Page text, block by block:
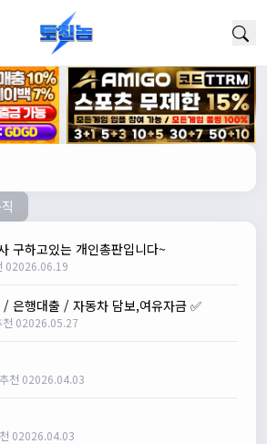
구하고있는 개인총판입니다~
02026.06.19
/ 은행대출 / 자동차 담보,여유자금 ✅
천 02026.05.27
추천 02026.04.03
02026.04.03